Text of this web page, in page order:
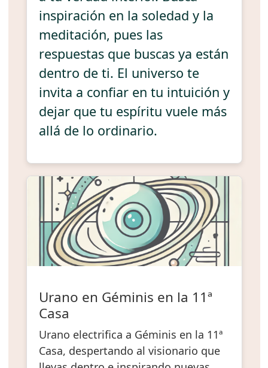
inspiración en la soledad y la
meditación, pues las
respuestas que buscas ya están
dentro de ti. El universo te
invita a confiar en tu intuición y
dejar que tu espíritu vuele más
allá de lo ordinario.
Urano en Géminis en la 11ª
Casa
Urano electrifica a Géminis en la 11ª
Casa, despertando al visionario que